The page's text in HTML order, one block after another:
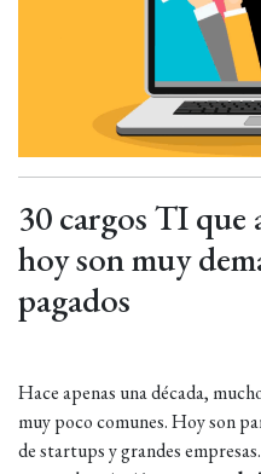
30 cargos TI que
hoy son muy
pagados
Hace apenas una década,
muy poco comunes. Hoy son
de startups y grandes